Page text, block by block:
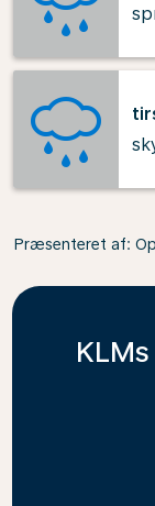
Præsenteret af: